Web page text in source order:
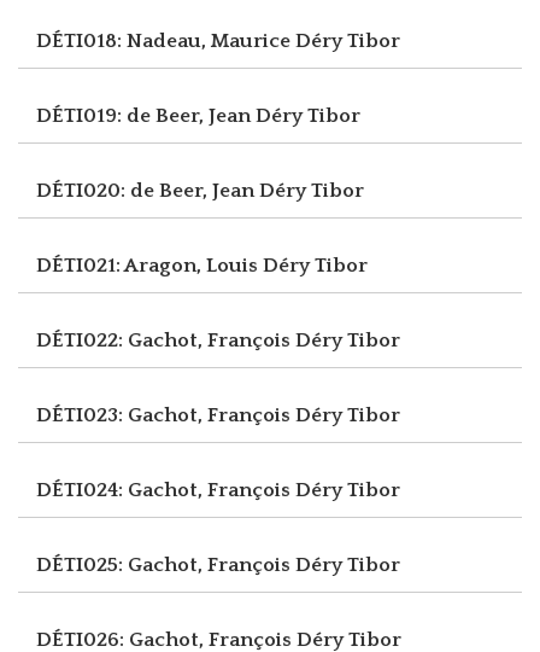
DÉTI018: Nadeau, Maurice Déry Tibor
DÉTI019: de Beer, JeanDéry Tibor
DÉTI020: de Beer, JeanDéry Tibor
DÉTI021: Aragon, Louis Déry Tibor
DÉTI022: Gachot, François Déry Tibor
DÉTI023: Gachot, François Déry Tibor
DÉTI024: Gachot, François Déry Tibor
DÉTI025: Gachot, François Déry Tibor
DÉTI026: Gachot, François Déry Tibor